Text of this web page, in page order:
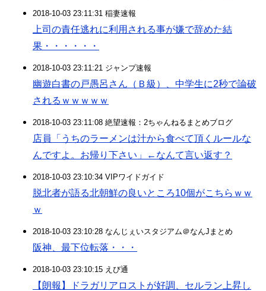
2018-10-03 23:11:31 稲妻速報
上司の責任逃れに利用される事が嫌で辞めた結
果・・・・・・
2018-10-03 23:11:21 ジャンプ速報
幽遊白書の戸愚呂さん（Ｂ級）、中学生に2秒で論破
されるｗｗｗｗｗ
2018-10-03 23:11:08 絶望速報：2ちゃんねるまとめブログ
店員「うちのラーメンは汁から食べて頂くルールな
んですよ。お帰り下さい」←なんて言い返す？
2018-10-03 23:10:34 VIPワイドガイド
脱北者が語る北朝鮮の良いところ10個がこちらｗｗ
ｗ
2018-10-03 23:10:28 なんじぇいスタジアム＠なんJまとめ
阪神、最下位転落・・・
2018-10-03 23:10:15 えび通
【朗報】ドラガリアロストが好調、セルラン上昇し